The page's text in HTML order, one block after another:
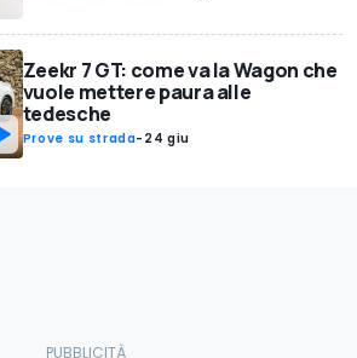
Zeekr 7 GT: come va la Wagon che
vuole mettere paura alle
tedesche
Prove su strada- 24 giu